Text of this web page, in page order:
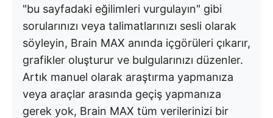
"bu sayfadaki eğilimleri vurgulayın" gibi
sorularınızı veya talimatlarınızı sesli olarak
söyleyin, Brain MAX anında içgörüleri çıkarır,
grafikler oluşturur ve bulgularınızı düzenler.
Artık manuel olarak araştırma yapmanıza
veya araçlar arasında geçiş yapmanıza
gerek yok, Brain MAX tüm verilerinizi bir